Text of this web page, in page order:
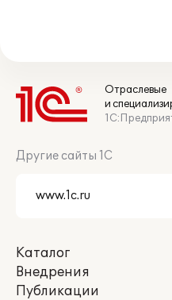
Отраслевые
и
Другие сайты 1С
Каталог
Внедрения
Публикации